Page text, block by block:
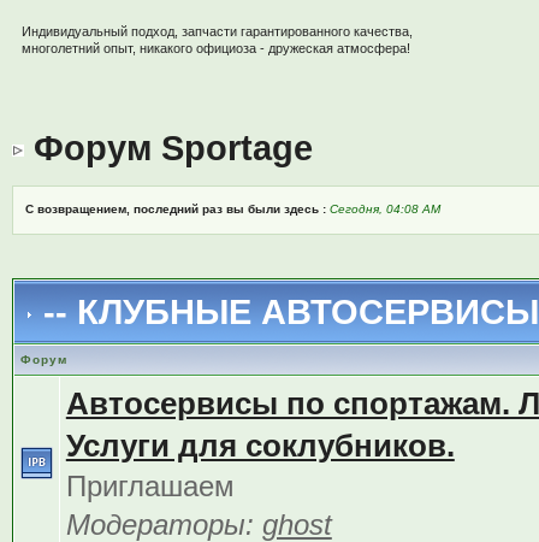
Индивидуальный подход, запчасти гарантированного качества,
многолетний опыт, никакого официоза - дружеская атмосфера!
Форум Sportage
С возвращением, последний раз вы были здесь : Сегодня, 04:08 AM
-- КЛУБНЫЕ
Форум
Автосервисы по спортажам.
Услуги для соклубников.
Приглашаем
Модераторы: ghost